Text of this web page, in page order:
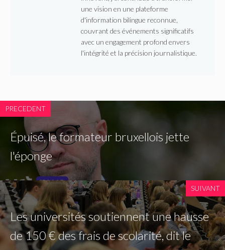
une vision en une plateforme
d'information bilingue reconnue,
couvrant des événements significatifs
avec un engagement profond envers
l'intégrité et la précision journalistique.
PRECEDENT
Épuisé, le formateur bruxellois jette
l'éponge
SUIVANT
Les universités soutiennent une hausse
de 150 € des frais de scolarité, dit le